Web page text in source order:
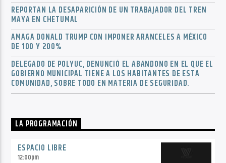
REPORTAN LA DESAPARICIÓN DE UN TRABAJADOR DEL TREN
MAYA EN CHETUMAL
AMAGA DONALD TRUMP CON IMPONER ARANCELES A MÉXICO
DE 100 Y 200%
DELEGADO DE POLYUC, DENUNCIÓ EL ABANDONO EN EL QUE EL
GOBIERNO MUNICIPAL TIENE A LOS HABITANTES DE ESTA
COMUNIDAD, SOBRE TODO EN MATERIA DE SEGURIDAD.
LA PROGRAMACIÓN
ESPACIO LIBRE
12:00pm